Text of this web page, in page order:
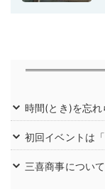
時間(とき)を忘れ
初回イベントは
三喜商事について